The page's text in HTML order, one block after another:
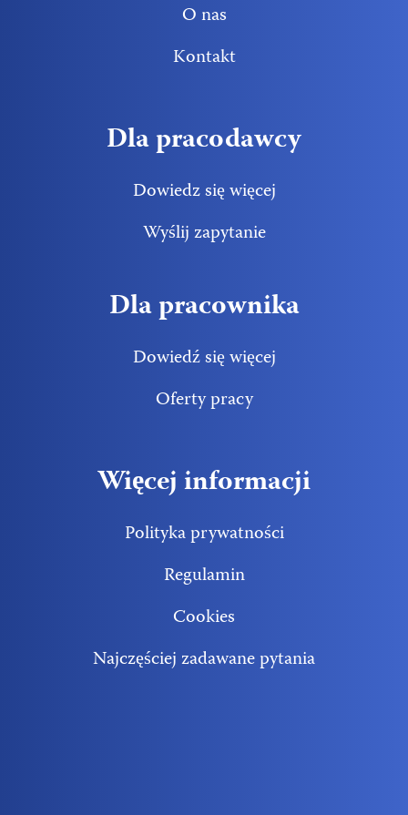
O nas
Kontakt
Dla pracodawcy
Dowiedz się więcej
Wyślij zapytanie
Dla pracownika
Dowiedź się więcej
Oferty pracy
Więcej informacji
Polityka prywatności
Regulamin
Cookies
Najczęściej zadawane pytania